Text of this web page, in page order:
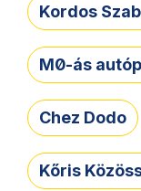
Kordos
M0-ás
Chez Dodo
Kőris